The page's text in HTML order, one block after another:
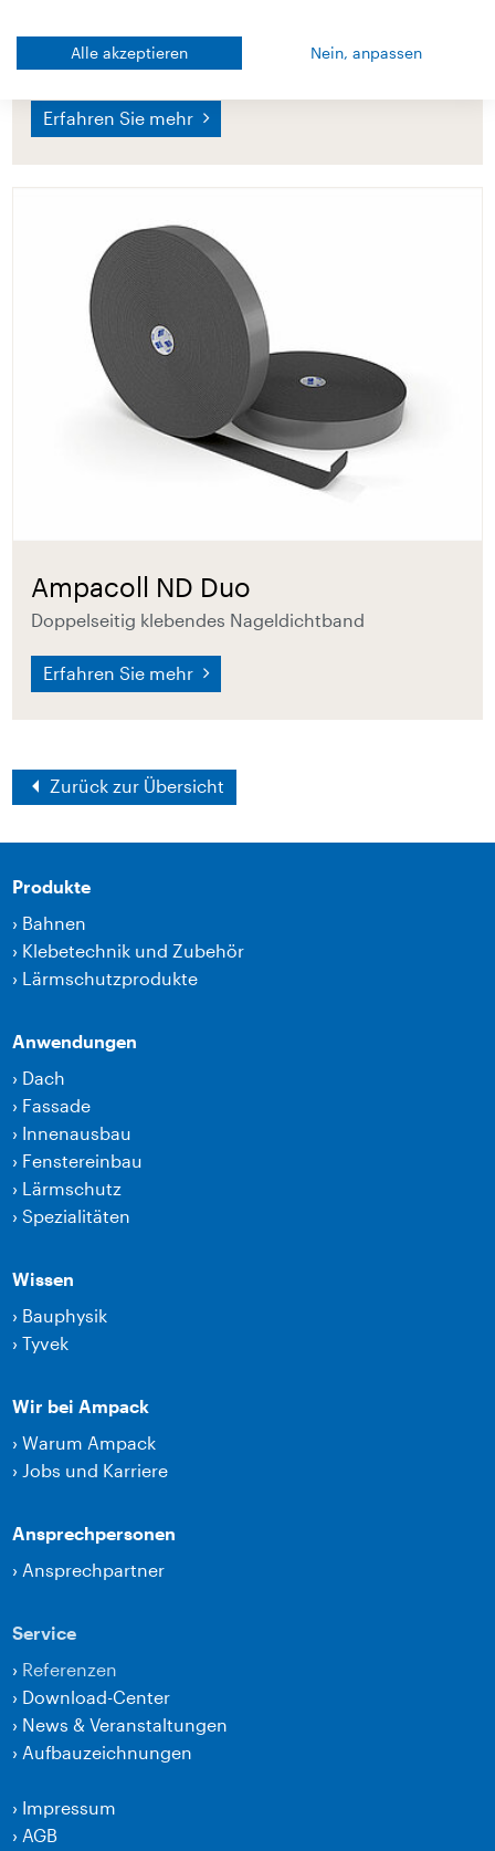
Ampatop Seal
Schweißbare Unterdeckbahn / Unterspannbahn
Erfahren Sie mehr
Ampacoll ND Duo
Doppelseitig klebendes Nageldichtband
Erfahren Sie mehr
Zurück zur Übersicht
Produkte
› Bahnen
› Klebetechnik und Zubehör
› Lärmschutzprodukte
Anwendungen
› Dach
› Fassade
› Innenausbau
› Fenstereinbau
› Lärmschutz
›Spezialitäten
Wissen
› Bauphysik
›Tyvek
Wir bei Ampack
›Warum Ampack
›Jobs und Karriere
Ansprechpersonen
› Ansprechpartner
Service
› Referenzen
› Download-Center
› News & Veranstaltungen
› Aufbauzeichnungen
› Impressum
› AGB
Alle akzeptieren Nein, anpassen